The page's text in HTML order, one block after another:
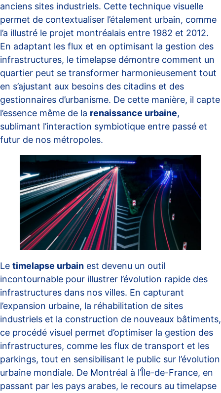
anciens sites industriels. Cette technique visuelle
permet de contextualiser l’étalement urbain, comme
l’a illustré le projet montréalais entre 1982 et 2012.
En adaptant les flux et en optimisant la gestion des
infrastructures, le timelapse démontre comment un
quartier peut se transformer harmonieusement tout
en s’ajustant aux besoins des citadins et des
gestionnaires d’urbanisme. De cette manière, il capte
l’essence même de la renaissance urbaine,
sublimant l’interaction symbiotique entre passé et
futur de nos métropoles.
Le timelapse urbain est devenu un outil
incontournable pour illustrer l’évolution rapide des
infrastructures dans nos villes. En capturant
l’expansion urbaine, la réhabilitation de sites
industriels et la construction de nouveaux bâtiments,
ce procédé visuel permet d’optimiser la gestion des
infrastructures, comme les flux de transport et les
parkings, tout en sensibilisant le public sur l’évolution
urbaine mondiale. De Montréal à l’Île-de-France, en
passant par les pays arabes, le recours au timelapse